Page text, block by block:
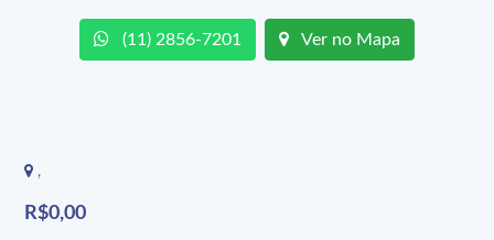
(11) 2856-7201 Ver no Mapa
,
R$0,00